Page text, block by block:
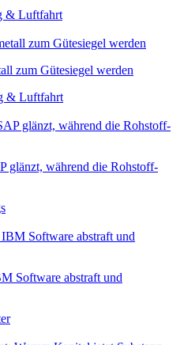
& Luftfahrt
zum Gütesiegel werden
& Luftfahrt
glänzt, während die Rohstoff-
Software abstraft und